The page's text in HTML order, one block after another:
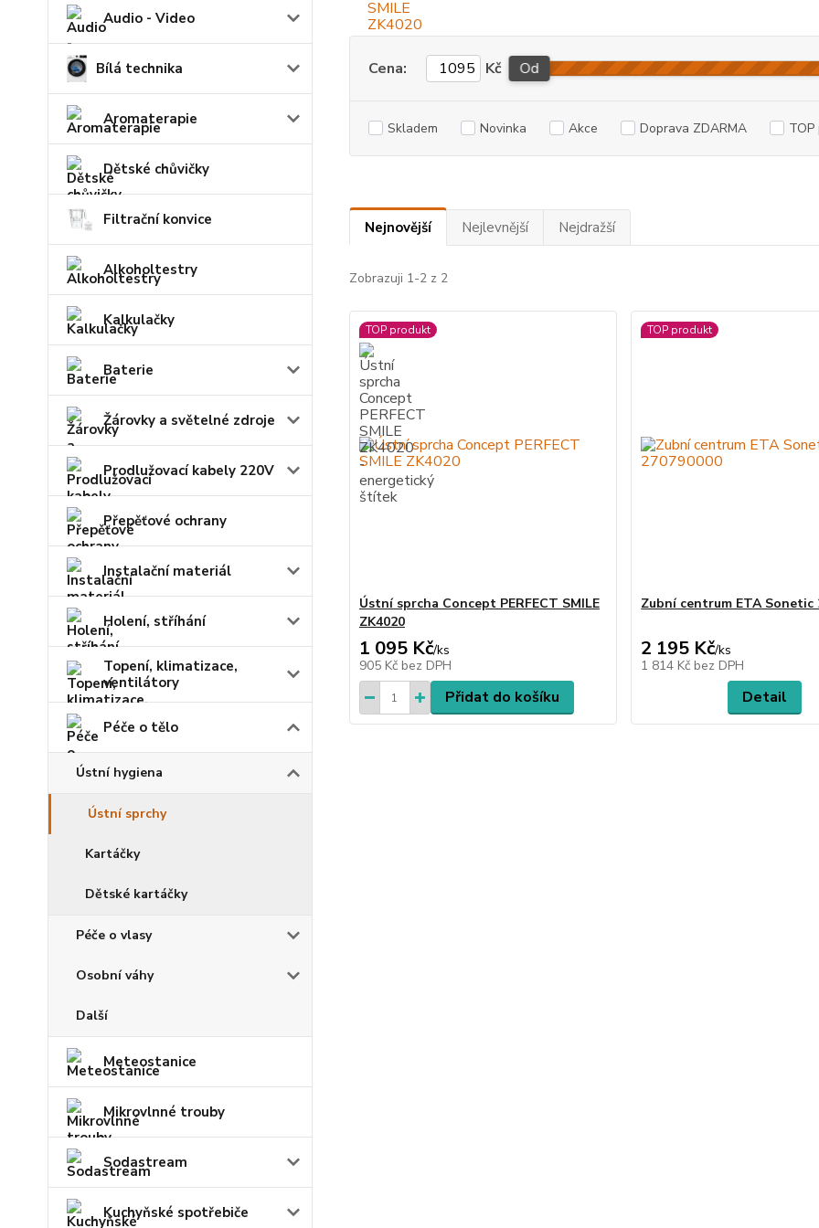
Audio - Video
Bílá technika
Aromaterapie
Dětské chůvičky
Filtrační konvice
Alkoholtestry
Kalkulačky
Baterie
Žárovky a světelné zdroje
Prodlužovací kabely 220V
Přepěťové ochrany
Instalační materiál
Holení, stříhání
Topení, klimatizace,
ventilátory
Péče o tělo
Ústní hygiena
Ústní sprchy
Kartáčky
Dětské kartáčky
Péče o vlasy
Osobní váhy
Další
Meteostanice
Mikrovlnné trouby
Sodastream
Kuchyňské spotřebiče
Cena: Kč Od
Skladem Novinka Akce Doprava ZDARMA
Nejnovější Nejlevnější Nejdražší
Zobrazuji 1-2 z 2
TOP produkt
Ústní sprcha Concept PERFECT SMILE
ZK4020
1 095 Kč/ks
905 Kč bez DPH
Přidat do košíku
TOP produkt
Zubní centrum ETA Sonetic
2 195 Kč/ks
1 814 Kč bez DPH
Detail